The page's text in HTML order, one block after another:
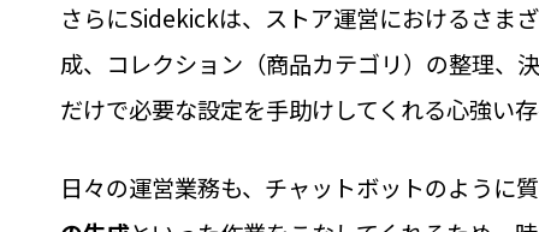
さらにSidekickは、ストア運営におけるさま
成、コレクション（商品カテゴリ）の整理、
だけで必要な設定を手助けしてくれる心強い
日々の運営業務も、チャットボットのように